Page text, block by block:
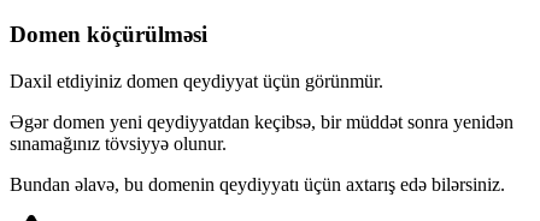
Domen köçürülməsi
Daxil etdiyiniz domen qeydiyyat üçün görünmür.
Əgər domen yeni qeydiyyatdan keçibsə, bir müddət sonra yenidən
sınamağınız tövsiyyə olunur.
Bundan əlavə, bu domenin qeydiyyatı üçün axtarış edə bilərsiniz.